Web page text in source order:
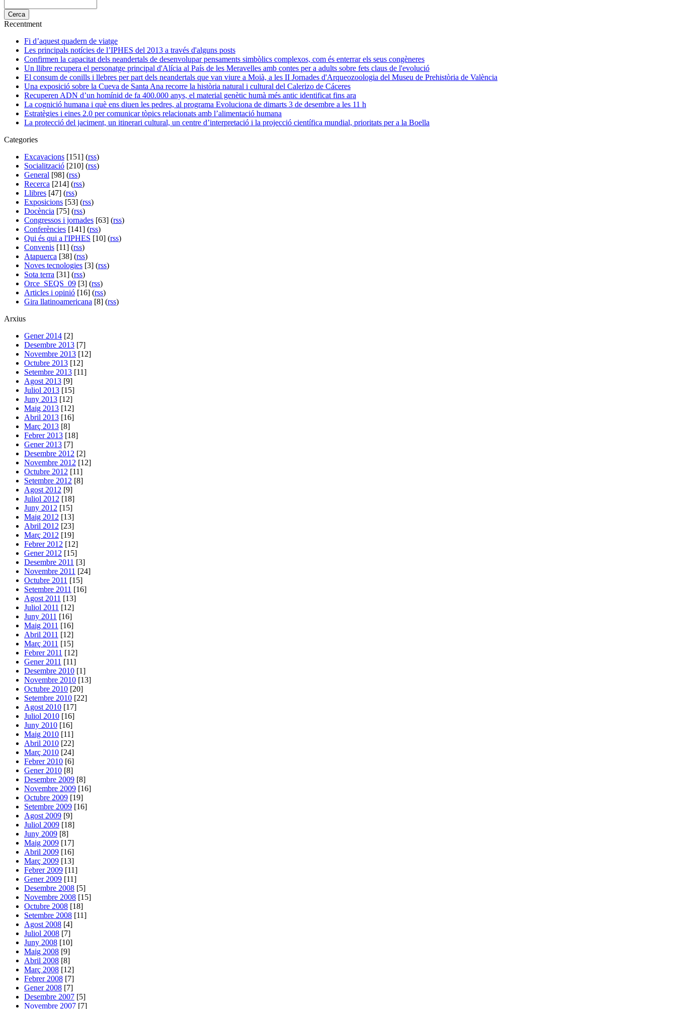
Recentment
Fi d’aquest quadern de viatge
Les principals notícies de l’IPHES del 2013 a través d'alguns posts
Confirmen la capacitat dels neandertals de desenvolupar pensaments simbòlics complexos, com és enterrar els seus congèneres
Un llibre recupera el personatge principal d'Alícia al País de les Meravelles amb contes per a adults sobre fets claus de l'evolució
El consum de conills i llebres per part dels neandertals que van viure a Moià, a les II Jornades d'Arqueozoologia del Museu de Prehistòria de València
Una exposició sobre la Cueva de Santa Ana recorre la història natural i cultural del Calerizo de Cáceres
Recuperen ADN d’un homínid de fa 400.000 anys, el material genètic humà més antic identificat fins ara
La cognició humana i què ens diuen les pedres, al programa Evoluciona de dimarts 3 de desembre a les 11 h
Estratègies i eines 2.0 per comunicar tòpics relacionats amb l’alimentació humana
La protecció del jaciment, un itinerari cultural, un centre d’interpretació i la projecció científica mundial, prioritats per a la Boella
Categories
Excavacions [151] (rss)
Socialització [210] (rss)
General [98] (rss)
Recerca [214] (rss)
Llibres [47] (rss)
Exposicions [53] (rss)
Docència [75] (rss)
Congressos i jornades [63] (rss)
Conferències [141] (rss)
Qui és qui a l'IPHES [10] (rss)
Convenis [11] (rss)
Atapuerca [38] (rss)
Noves tecnologies [3] (rss)
Sota terra [31] (rss)
Orce_SEQS_09 [3] (rss)
Articles i opinió [16] (rss)
Gira llatinoamericana [8] (rss)
Arxius
Gener 2014 [2]
Desembre 2013 [7]
Novembre 2013 [12]
Octubre 2013 [12]
Setembre 2013 [11]
Agost 2013 [9]
Juliol 2013 [15]
Juny 2013 [12]
Maig 2013 [12]
Abril 2013 [16]
Març 2013 [8]
Febrer 2013 [18]
Gener 2013 [7]
Desembre 2012 [2]
Novembre 2012 [12]
Octubre 2012 [11]
Setembre 2012 [8]
Agost 2012 [9]
Juliol 2012 [18]
Juny 2012 [15]
Maig 2012 [13]
Abril 2012 [23]
Març 2012 [19]
Febrer 2012 [12]
Gener 2012 [15]
Desembre 2011 [3]
Novembre 2011 [24]
Octubre 2011 [15]
Setembre 2011 [16]
Agost 2011 [13]
Juliol 2011 [12]
Juny 2011 [16]
Maig 2011 [16]
Abril 2011 [12]
Març 2011 [15]
Febrer 2011 [12]
Gener 2011 [11]
Desembre 2010 [1]
Novembre 2010 [13]
Octubre 2010 [20]
Setembre 2010 [22]
Agost 2010 [17]
Juliol 2010 [16]
Juny 2010 [16]
Maig 2010 [11]
Abril 2010 [22]
Març 2010 [24]
Febrer 2010 [6]
Gener 2010 [8]
Desembre 2009 [8]
Novembre 2009 [16]
Octubre 2009 [19]
Setembre 2009 [16]
Agost 2009 [9]
Juliol 2009 [18]
Juny 2009 [8]
Maig 2009 [17]
Abril 2009 [16]
Març 2009 [13]
Febrer 2009 [11]
Gener 2009 [11]
Desembre 2008 [5]
Novembre 2008 [15]
Octubre 2008 [18]
Setembre 2008 [11]
Agost 2008 [4]
Juliol 2008 [7]
Juny 2008 [10]
Maig 2008 [9]
Abril 2008 [8]
Març 2008 [12]
Febrer 2008 [7]
Gener 2008 [7]
Desembre 2007 [5]
Novembre 2007 [7]